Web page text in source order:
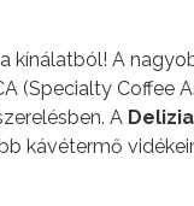
kínálatból! A
(Specialty Coffee
A
kávétermő